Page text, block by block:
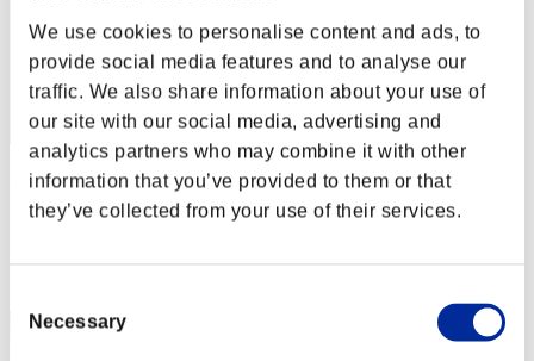
We use cookies to personalise content and ads, to
provide social media features and to analyse our
traffic. We also share information about your use of
our site with our social media, advertising and
analytics partners who may combine it with other
information that you’ve provided to them or that
they’ve collected from your use of their services.
Selection
Necessary
Diamond-Libra
Puntos:Lv:19/10'41"13
Posición